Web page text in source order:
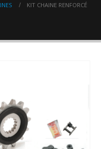
KIT CHAINE RENFORCÉ